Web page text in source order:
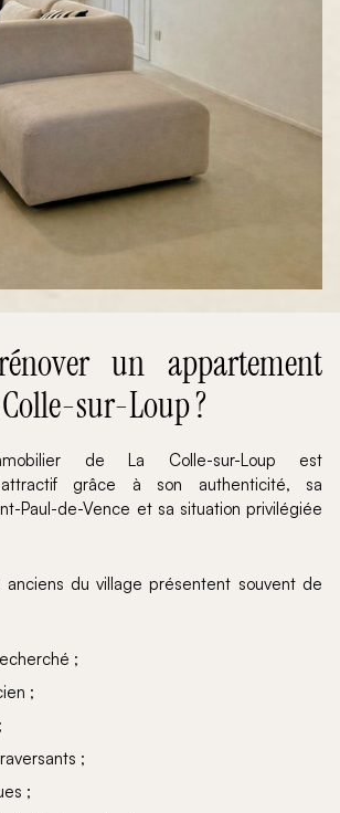
un appartement
sur-Loup ?
de La Colle-sur-Loup est
attractif grâce à son authenticité, sa
Paul-de-Vence et sa situation privilégiée
anciens du village présentent souvent de
;
;
;
;